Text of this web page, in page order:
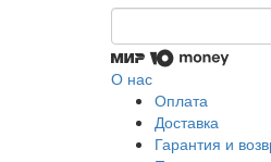
О нас
Оплата
Доставка
Гарантия и